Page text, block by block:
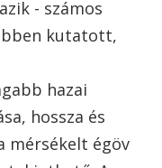
- számos
kutatott,
hazai
hossza és
mérsékelt égöv